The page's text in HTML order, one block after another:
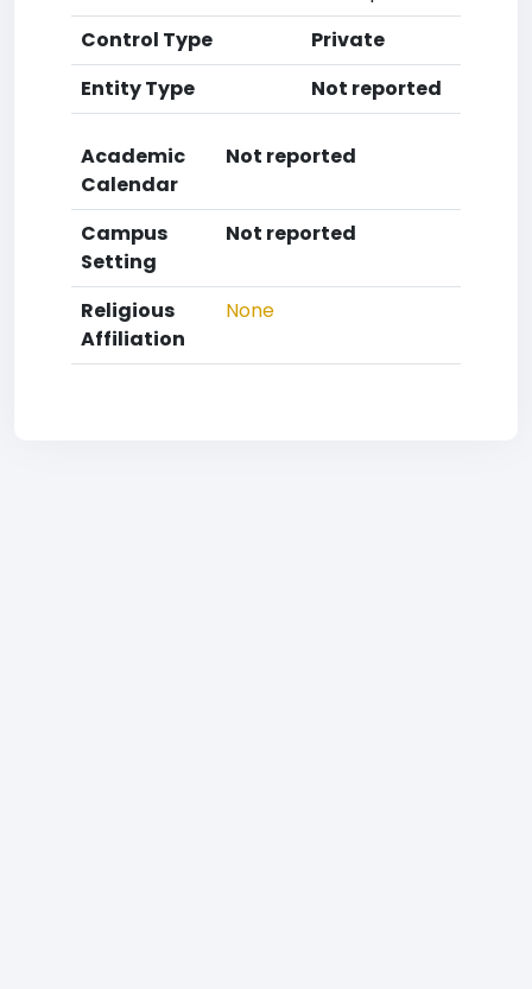
Control Type
Private
Entity Type
Not reported
Academic
Calendar
Not reported
Campus
Setting
Not reported
Religious
Affiliation
None